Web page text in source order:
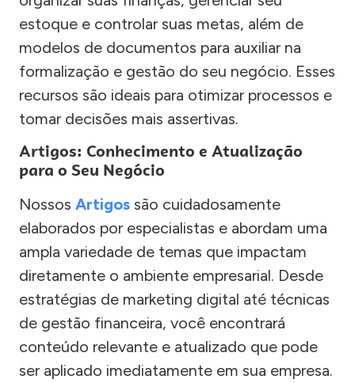
estoque e controlar suas metas, além de
modelos de documentos para auxiliar na
formalização e gestão do seu negócio. Esses
recursos são ideais para otimizar processos e
tomar decisões mais assertivas.
Artigos: Conhecimento e Atualização
para o Seu Negócio
Nossos Artigos são cuidadosamente
elaborados por especialistas e abordam uma
ampla variedade de temas que impactam
diretamente o ambiente empresarial. Desde
estratégias de marketing digital até técnicas
de gestão financeira, você encontrará
conteúdo relevante e atualizado que pode
ser aplicado imediatamente em sua empresa.